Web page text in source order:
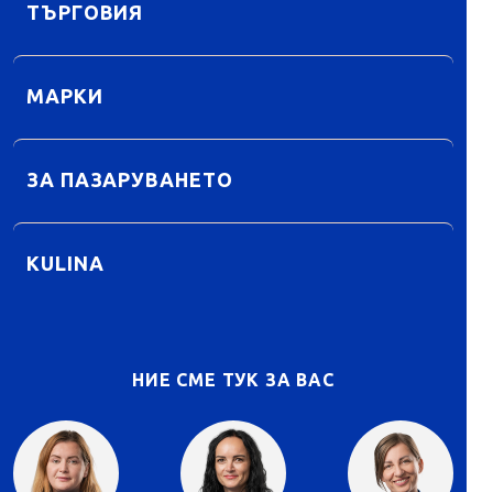
ТЪРГОВИЯ
МАРКИ
ЗА ПАЗАРУВАНЕТО
KULINA
НИЕ СМЕ ТУК ЗА ВАС